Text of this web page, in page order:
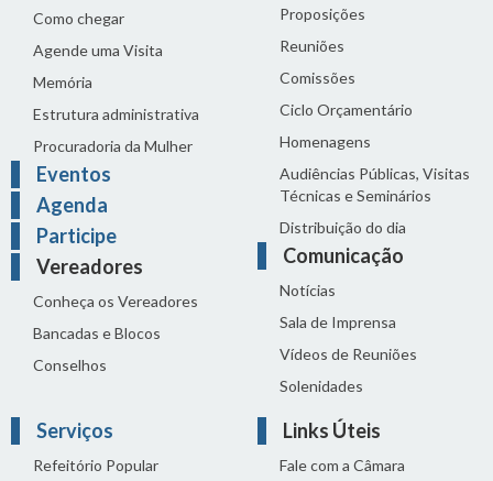
Como chegar
Agende uma Visita
Memória
Estrutura administrativa
Procuradoria da Mulher
Eventos
Agenda
Participe
Vereadores
Conheça os Vereadores
Bancadas e Blocos
Conselhos
Proposições
Reuniões
Comissões
Ciclo Orçamentário
Homenagens
Audiências Públicas, Visitas
Técnicas e Seminários
Distribuição do dia
Comunicação
Notícias
Sala de Imprensa
Vídeos de Reuniões
Solenidades
Serviços
Refeitório Popular
Links Úteis
Fale com a Câmara